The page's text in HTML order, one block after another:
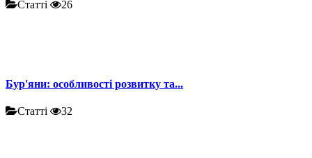
Статті 26
Бур'яни: особливості розвитку та...
Статті 32